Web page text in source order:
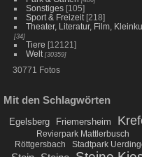
Sonstiges [105]
Sport & Freizeit [218]
Theater, Literatur, Film,
[34]
Tiere [12121]
Welt [30359]
30771 Fotos
Mit den Schlagwörten
Egelsberg Friemersheim
Revierpark Mattlerbusch
Röttgersbach
Stadtpark